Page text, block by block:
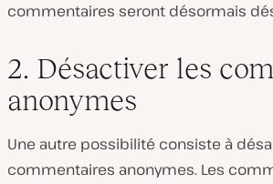
commentaires seront désormais
2. Désactiver les
anonymes
Une autre possibilité consiste à
commentaires anonymes. Les